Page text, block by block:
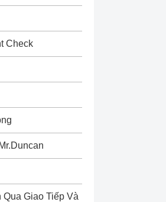
Check
Qua Giao Tiếp Và